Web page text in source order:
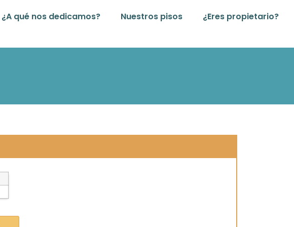
¿A qué nos dedicamos? Nuestros pisos ¿Eres propietario?